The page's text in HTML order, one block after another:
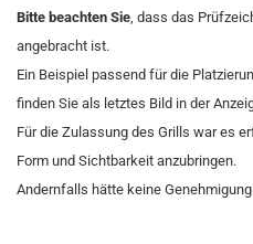
Bitte beachten Sie, dass das
angebracht ist.
Ein Beispiel passend für die
finden Sie als letztes Bild in der
Für die Zulassung des Grills war es
Form und Sichtbarkeit anzubringen.
Andernfalls hätte keine